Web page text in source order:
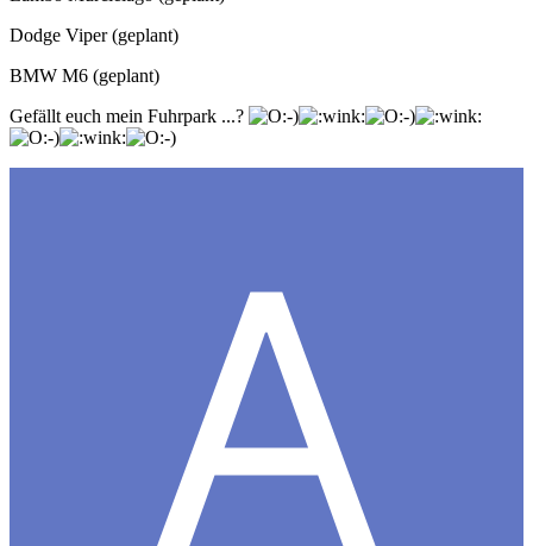
Dodge Viper (geplant)
BMW M6 (geplant)
Gefällt euch mein Fuhrpark ...?